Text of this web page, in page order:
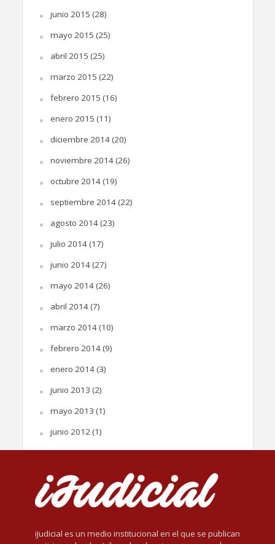
junio 2015 (28)
mayo 2015 (25)
abril 2015 (25)
marzo 2015 (22)
febrero 2015 (16)
enero 2015 (11)
diciembre 2014(20)
noviembre 2014(26)
octubre 2014(19)
septiembre 2014(22)
agosto 2014(23)
julio 2014(17)
junio 2014(27)
mayo 2014(26)
abril 2014(7)
marzo 2014(10)
febrero 2014(9)
enero 2014(3)
junio 2013 (2)
mayo 2013 (1)
junio 2012(1)
iJudicial es un medio institucional en el que se publican